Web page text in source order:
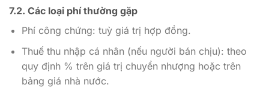
7.2. Các loại phí thường gặp
Phí công chứng: tuỳ giá trị hợp đồng.
Thuế thu nhập cá nhân (nếu người bán chịu): theo
quy định % trên giá trị chuyển nhượng hoặc trên
bảng giá nhà nước.